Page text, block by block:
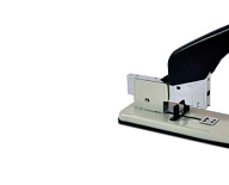
Купить в 1 клик